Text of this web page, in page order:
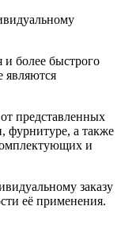
более быстрого
являются
представленных
фурнитуре, а также
и
заказу
её применения.